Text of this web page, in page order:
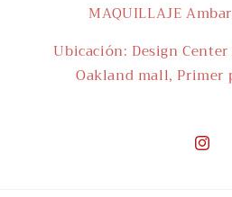
MAQUILLAJE
Ubicación: Design
Oakland mall, Primer